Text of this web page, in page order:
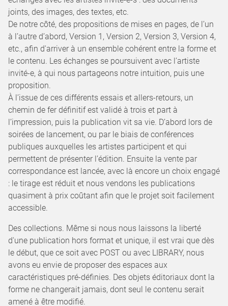
joints, des images, des textes, etc.
De notre côté, des propositions de mises en pages, de l’un
à l’autre d’abord, Version 1, Version 2, Version 3, Version 4,
etc., afin d'arriver à un ensemble cohérent entre la forme et
le contenu. Les échanges se poursuivent avec l’artiste
invité-e, à qui nous partageons notre intuition, puis une
proposition.
À l’issue de ces différents essais et allers-retours, un
chemin de fer définitif est validé à trois et part à
l’impression, puis la publication vit sa vie. D’abord lors de
soirées de lancement, ou par le biais de conférences
publiques auxquelles les artistes participent et qui
permettent de présenter l’édition. Ensuite la vente par
correspondance est lancée, avec là encore un choix engagé
: le tirage est réduit et nous vendons les publications
quasiment à prix coûtant afin que le projet soit facilement
accessible.
Des collections. Même si nous nous laissons la liberté
d'une publication hors format et unique, il est vrai que dès
le début, que ce soit avec POST ou avec LIBRARY, nous
avons eu envie de proposer des espaces aux
caractéristiques pré-définies. Des objets éditoriaux dont la
forme ne changerait jamais, dont seul le contenu serait
amené à être modifié.